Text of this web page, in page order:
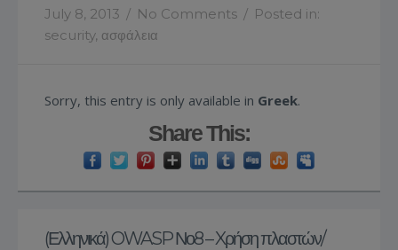
July 8, 2013 / No Comments / Posted in:
security, ασφάλεια
Sorry, this entry is only available in Greek.
Share This:
(Ελληνικά) OWASP Νο8 – Xρήση πλαστών/